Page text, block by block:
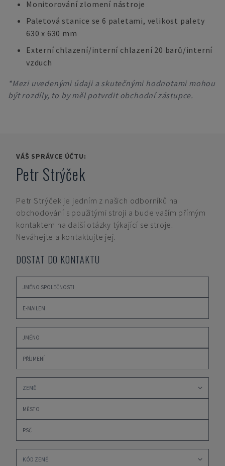
Monitorování zlomení nástroje
Paletová stanice se 6 paletami, velikost palety
630 x 630 mm
Externí chlazení/interní chlazení 20 barů/interní
vzduch
*Mezi uvedenými údaji a skutečnými hodnotami mohou
být rozdíly, to by měl potvrdit obchodní zástupce.
VÁŠ SPRÁVCE ÚČTU:
Petr Strýček
Petr Strýček je jedním z našich odborníků na
obchodování s použitými stroji a bude vaším přímým
kontaktem na další otázky týkající se stroje.
Neváhejte a kontaktujte jej.
DOSTAT DO KONTAKTU